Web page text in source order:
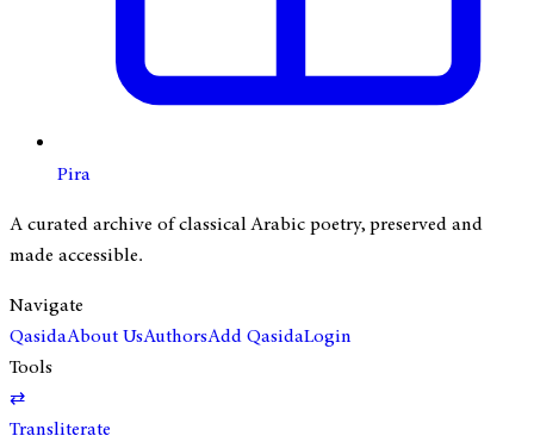
Pira
A curated archive of classical Arabic poetry, preserved and
made accessible.
Navigate
QasidaAbout UsAuthorsAdd QasidaLogin
Tools
⇄
Transliterate